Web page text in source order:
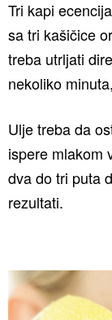
Tri kapi
sa tri kašičice
treba utrljati
nekoliko
Ulje treba da
ispere mlakom
dva do tri puta
rezultati.